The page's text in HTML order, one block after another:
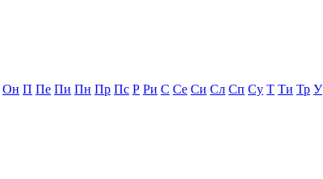
Он П Пе Пи Пн Пр Пс Р Ри С Се Си Сл Сп Су Т Ти Тр У